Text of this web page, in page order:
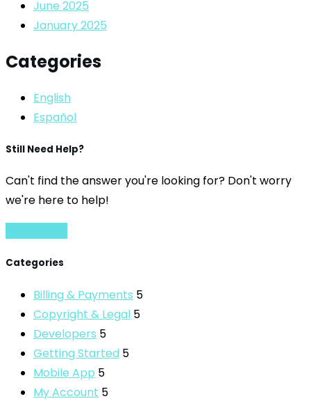
June 2025
January 2025
Categories
English
Español
Still Need Help?
Can't find the answer you're looking for? Don't worry
we're here to help!
Categories
Billing & Payments 5
Copyright & Legal 5
Developers 5
Getting Started 5
Mobile App 5
My Account 5